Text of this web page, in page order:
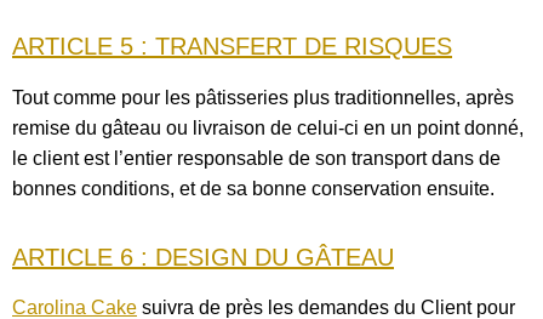
ARTICLE 5 : TRANSFERT DE RISQUES
Tout comme pour les pâtisseries plus traditionnelles, après
remise du gâteau ou livraison de celui-ci en un point donné,
le client est l’entier responsable de son transport dans de
bonnes conditions, et de sa bonne conservation ensuite.
ARTICLE 6 : DESIGN DU GÂTEAU
Carolina Cake suivra de près les demandes du Client pour